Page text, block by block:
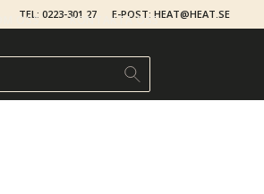
TEL: 0223-301 27 E-POST: HEAT@HEAT.SE
OM OSS KONTAKTA OSS